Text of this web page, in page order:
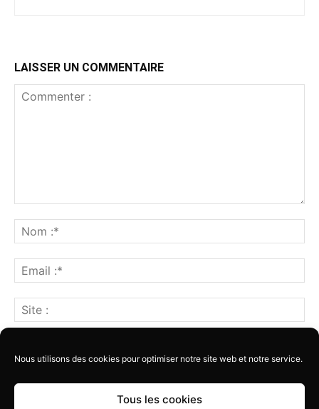
Nous utilisons des cookies pour optimiser notre site web et notre service.
Tous les cookies
LAISSER UN COMMENTAIRE